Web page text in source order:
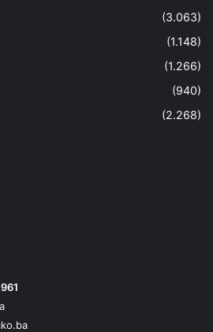
(3.063)
(1.148)
(1.266)
(940)
(2.268)